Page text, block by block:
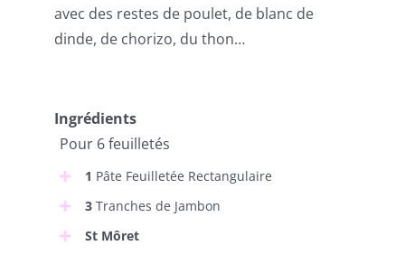
avec des restes de poulet, de blanc de
dinde, de chorizo, du thon…
Ingrédients
Pour 6 feuilletés
1 Pâte Feuilletée Rectangulaire
3Tranches de Jambon
St Môret